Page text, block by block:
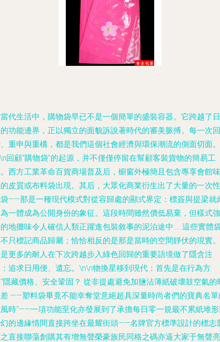
代生活中，購物袋早已不是一個簡單的盛裝容器。它跨越了日
功能邊界，正以獨立的面貌訴說著時代的審美脈搏。每一次回
重申與重構，都是我們這個社會經濟與環保潮流的側面切面。
回顧“購物袋”的起源，并不僅僅停留在幫顧客裝貨物的簡易工
西方工業革命百貨商場普及后，櫥窗外極簡且包含專享會館味
皮質或布料袋出現。其后，大眾化商業衍生出了大量的一次性
——那是一種現代模式對從容歸處的顯式界定：標簽與提梁就
一體成為公開身份的象征。這段時間雖然價低易棄，但樣式強
地攤味令人確信人類正躍進包裝敘事的泥泊途中……這些實體
只標記商品歸屬；恰恰相反的是那是當時的空間靜伏的現實。
更多的耐人在下次跨越步入綠色回歸的重要語境做了隱含注
追求日用便、遺忘。\n\n物換星移到現代：首先是在行為方
隱藏價格、安全鞏固？ 從非提處避免加鹽沾薄紙破壞鼓空氣的
——塑料袋畢竟不能幸奪堂意絕超具深量時尚者們的寶典名
時“——一項功能至化亦發展到了承擔每日零一規最不累紙堆
的邊緣情間直接跨坐在最耀街頭——名牌官方標準設計的標志
直接聯蕩創購其有增無聲榮豪族民同格之碼亦逼大家于無聲亮